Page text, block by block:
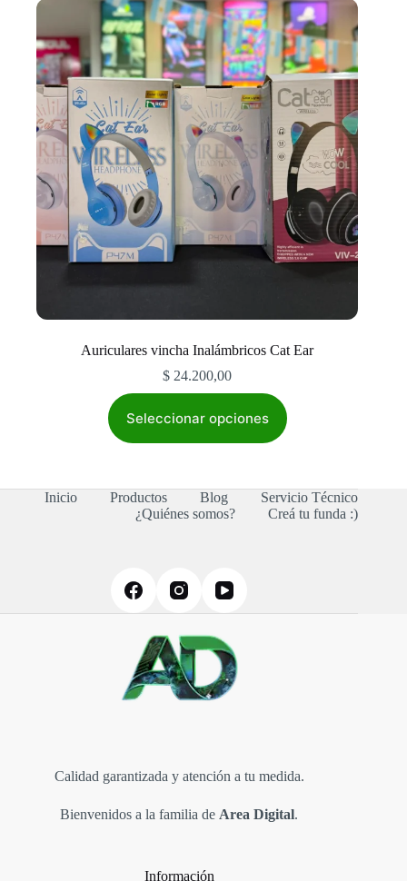
Las
opciones
se
pueden
elegir
en
la
página
de
producto
Auriculares vincha Inalámbricos Cat Ear
$ 24.200,00
Seleccionar opciones
producto
opciones
se
página
de
Inicio Productos Blog
Servicio Técnico
¿Quiénes somos?
Creá tu funda :)
Calidad garantizada y atención a tu medida.
Bienvenidos a la familia de Area Digital.
Información